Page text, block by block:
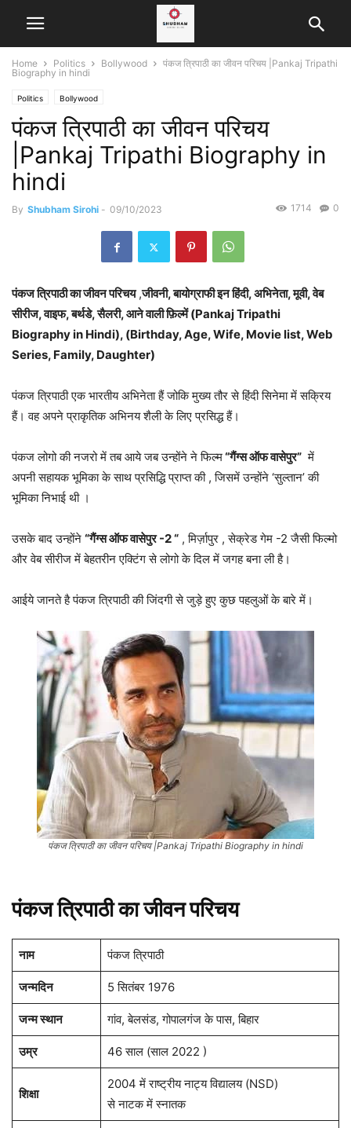
Home Politics Bollywood
पंकज त्रिपाठी का जीवन परिचय |Pankaj Tripathi
Biography in hindi
Politics Bollywood
पंकज त्रिपाठी का जीवन परिचय
|Pankaj Tripathi Biography in
hindi
By Shubham Sirohi - 09/10/2023 0
1714
पंकज त्रिपाठी का जीवन परिचय,जीवनी, बायोग्राफी इन हिंदी, अभिनेता, मूवी, वेब
सीरीज, वाइफ, बर्थडे, सैलरी, आने वाली फ़िल्में (Pankaj Tripathi
Biography in Hindi), (Birthday, Age, Wife, Movie list, Web
Series, Family, Daughter)
पंकज त्रिपाठी एक भारतीय अभिनेता हैं जोकि मुख्य तौर से हिंदी सिनेमा में सक्रिय
हैं। वह अपने प्राकृतिक अभिनय शैली के लिए प्रसिद्ध हैं।
पंकज लोगो की नजरो में तब आये जब उन्होंने ने फिल्म“गैंग्स ऑफ वासेपुर” में
अपनी सहायक भूमिका के साथ प्रसिद्धि प्राप्त की , जिसमें उन्होंने ‘सुल्तान’ की
भूमिका निभाई थी ।
उसके बाद उन्होंने “गैंग्स ऑफ वासेपुर -2 “ , मिर्ज़ापुर , सेक्रेड गेम -2 जैसी फिल्मो
और वेब सीरीज में बेहतरीन एक्टिंग से लोगो के दिल में जगह बना ली है।
आईये जानते है पंकज त्रिपाठी की जिंदगी से जुड़े हुए कुछ पहलुओं के बारे में।
पंकज त्रिपाठी का जीवन परिचय |Pankaj Tripathi Biography in hindi
पंकज त्रिपाठी का जीवन परिचय
नाम पंकज त्रिपाठी
जन्मदिन 5 सितंबर 1976
जन्म स्थान गांव, बेलसंड, गोपालगंज के पास, बिहार
उम्र 46 साल (साल 2022 )
शिक्षा
2004 में राष्ट्रीय नाट्य विद्यालय (NSD)
से नाटक में स्नातक